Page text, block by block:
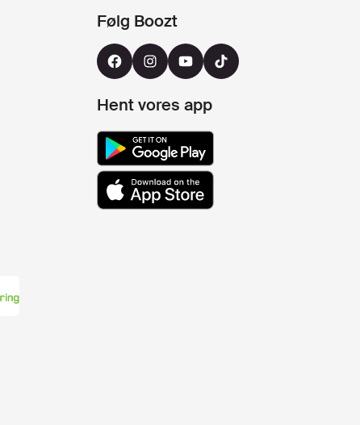
Følg Boozt
Hent vores app